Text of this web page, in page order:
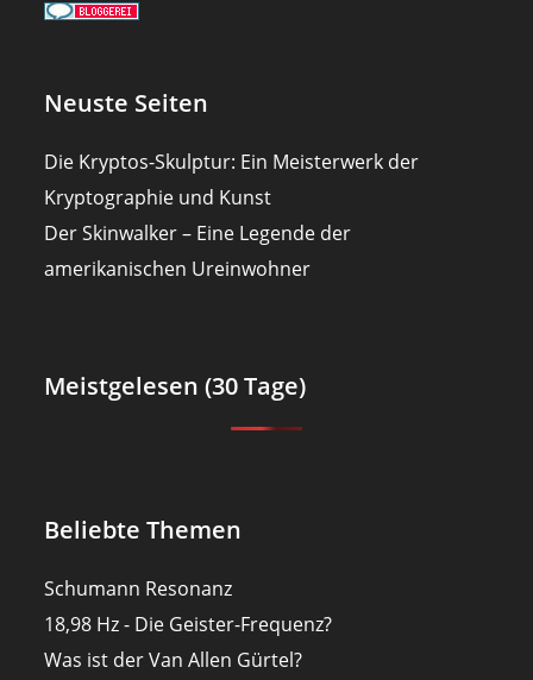
Neuste Seiten
Die Kryptos-Skulptur: Ein Meisterwerk der
Kryptographie und Kunst
Der Skinwalker – Eine Legende der
amerikanischen Ureinwohner
Meistgelesen (30 Tage)
Beliebte Themen
Schumann Resonanz
18,98 Hz - Die Geister-Frequenz?
Was ist der Van Allen Gürtel?